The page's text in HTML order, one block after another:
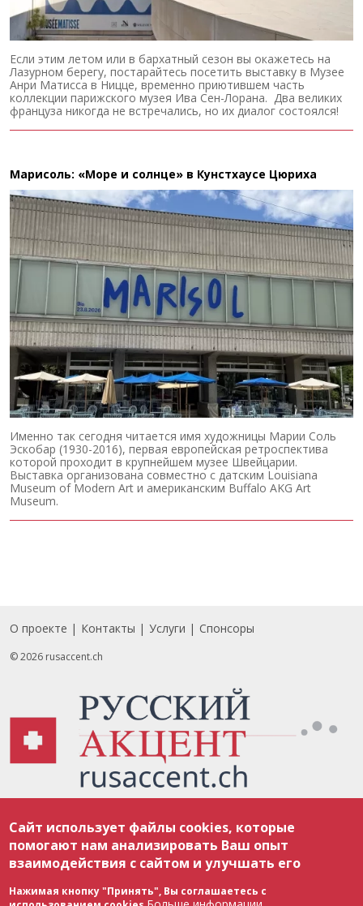
Если этим летом или в бархатный сезон вы окажетесь на
Лазурном берегу, постарайтесь посетить выставку в Музее
Анри Матисса в Ницце, временно приютившем часть
коллекции парижского музея Ива Сен-Лорана. Два великих
француза никогда не встречались, но их диалог состоялся!
Марисоль: «Море и солнце» в Кунстхаусе Цюриха
Именно так сегодня читается имя художницы Марии Соль
Эскобар (1930-2016), первая европейская ретроспектива
которой проходит в крупнейшем музее Швейцарии.
Выставка организована совместно с датским Louisiana
Museum of Modern Art и американским Buffalo AKG Art
Museum.
Footer
О проекте Контакты Услуги Спонсоры
© 2026 rusaccent.ch
соответствии с законодательством Швейцарии об авторском праве и
международными соглашениями. Полное или частичное использование
материалов возможно только с разрешения редакции. В случае полного
или частичного воспроизведения материалов сайта rusaccent.ch,
ОБЯЗАТЕЛЬНА АКТИВНАЯ ГИПЕРССЫЛКА на конкретный заимствованный
текст. Фотоизображения, размещенные редакцией rusaccent.ch, являются
ее исключительной собственностью. Полное или частичное
Сайт использует файлы cookies, которые
помогают нам анализировать Ваш опыт
взаимодействия с сайтом и улучшать его
Нажимая кнопку "Принять", Вы соглашаетесь с